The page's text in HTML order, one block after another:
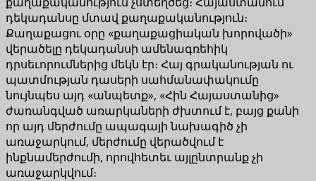
դեկադանսը մտավ քաղաքականություն։
Քաղաքացու օրը «քաղաքացիական խորովածի»
վերածելը դեկադանսի ամենագռեհիկ
դրսեւորումներից մեկն էր։ Հայ գրականության ու
պատմության դասերի սահմանափակումը
նույնպես այդ «անպետք», «Հին Հայաստանից»
ժառանգված առարկաների ժխտում է, բայց քանի
որ այդ մերժումը ապագայի նախագիծ չի
առաջարկում, մերժումը վերածվում է
ինքնամերժումի, որովհետեւ այլընտրանք չի
առաջարկվում։